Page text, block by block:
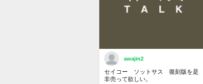
awajin2
セイコー ソットサス 復刻版を是
非売って欲しい。